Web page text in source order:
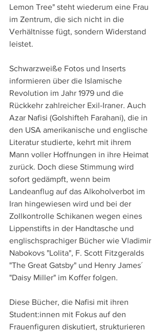
Lemon Tree" steht wiederum eine Frau
im Zentrum, die sich nicht in die
Verhältnisse fügt, sondern Widerstand
leistet.
Schwarzweiße Fotos und Inserts
informieren über die Islamische
Revolution im Jahr 1979 und die
Rückkehr zahlreicher Exil-Iraner. Auch
Azar Nafisi (Golshifteh Farahani), die in
den USA amerikanische und englische
Literatur studierte, kehrt mit ihrem
Mann voller Hoffnungen in ihre Heimat
zurück. Doch diese Stimmung wird
sofort gedämpft, wenn beim
Landeanflug auf das Alkoholverbot im
Iran hingewiesen wird und bei der
Zollkontrolle Schikanen wegen eines
Lippenstifts in der Handtasche und
englischsprachiger Bücher wie Vladimir
Nabokovs "Lolita", F. Scott Fitzgeralds
"The Great Gatsby" und Henry James´
"Daisy Miller" im Koffer folgen.
Diese Bücher, die Nafisi mit ihren
Student:innen mit Fokus auf den
Frauenfiguren diskutiert, strukturieren